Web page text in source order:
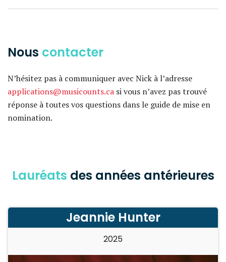
Nous contacter
N’hésitez pas à communiquer avec Nick à l’adresse
applications@musicounts.ca si vous n’avez pas trouvé
réponse à toutes vos questions dans le guide de mise en
nomination.
Lauréats des années antérieures
Jeannie Hunter
2025